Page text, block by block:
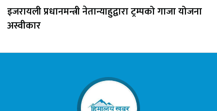
इजरायली प्रधानमन्त्री नेतान्याहुद्वारा ट्रम्पको गाजा योजना
अस्वीकार